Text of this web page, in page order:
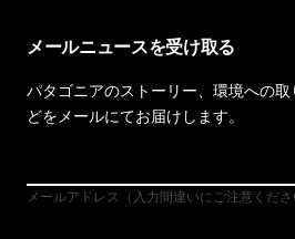
メールニュースを受け取る
パタゴニアのストーリー、環境への
どをメールにてお届けします。
メールアドレス（入力間違いにご注意くださ